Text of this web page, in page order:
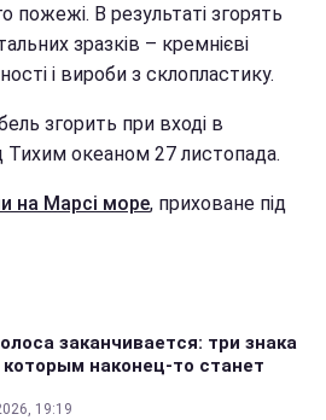
пожежі. В результаті згорять
зразків – кремнієві
і вироби з склопластику.
згорить при вході в
Тихим океаном 27 листопада.
на Марсі море, приховане під
заканчивается: три знака
наконец-то станет
19:19